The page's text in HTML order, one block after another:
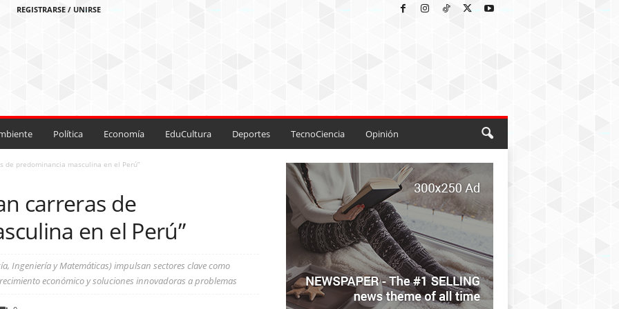
REGISTRARSE / UNIRSE
Política Economía EduCultura Deportes TecnoCiencia Opinión
de predominancia masculina en el Perú”
carreras de
en el Perú”
Ingeniería y Matemáticas) impulsan sectores clave como
económico y soluciones innovadoras a problemas